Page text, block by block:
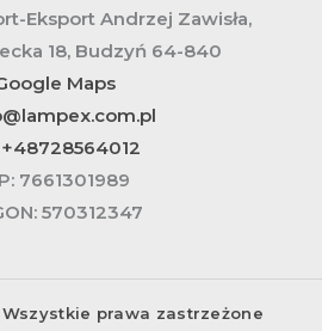
Eksport Andrzej Zawisła,
18, Budzyń 64-840
Maps
+48728564012
7661301989
570312347
Wszystkie prawa zastrzeżone